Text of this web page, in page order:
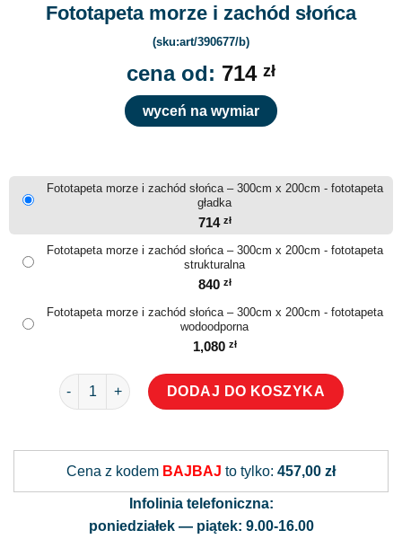
Fototapeta morze i zachód słońca
(sku:art/390677/b)
cena od: 714 zł
wyceń na wymiar
Fototapeta morze i zachód słońca – 300cm x 200cm - fototapeta
gładka
714 zł
Fototapeta morze i zachód słońca – 300cm x 200cm - fototapeta
strukturalna
840 zł
Fototapeta morze i zachód słońca – 300cm x 200cm - fototapeta
wodoodporna
1,080 zł
ilość Fototapeta morze i zachód słońca
DODAJ DO KOSZYKA
Cena z kodem BAJBAJ to tylko: 457,00 zł
Infolinia telefoniczna:
poniedziałek — piątek: 9.00-16.00